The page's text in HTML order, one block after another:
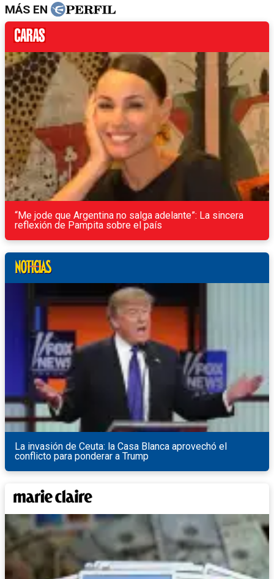
MÁS EN
“Me jode que Argentina no salga adelante”: La sincera
reflexión de Pampita sobre el país
La invasión de Ceuta: la Casa Blanca aprovechó el
conflicto para ponderar a Trump